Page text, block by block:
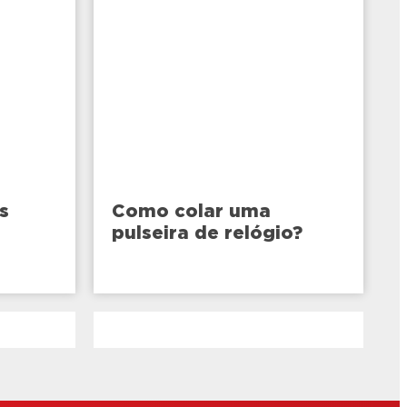
Como colar uma
pulseira de relógio?